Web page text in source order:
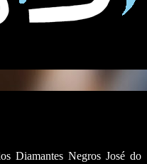
Diamantes Negros José do